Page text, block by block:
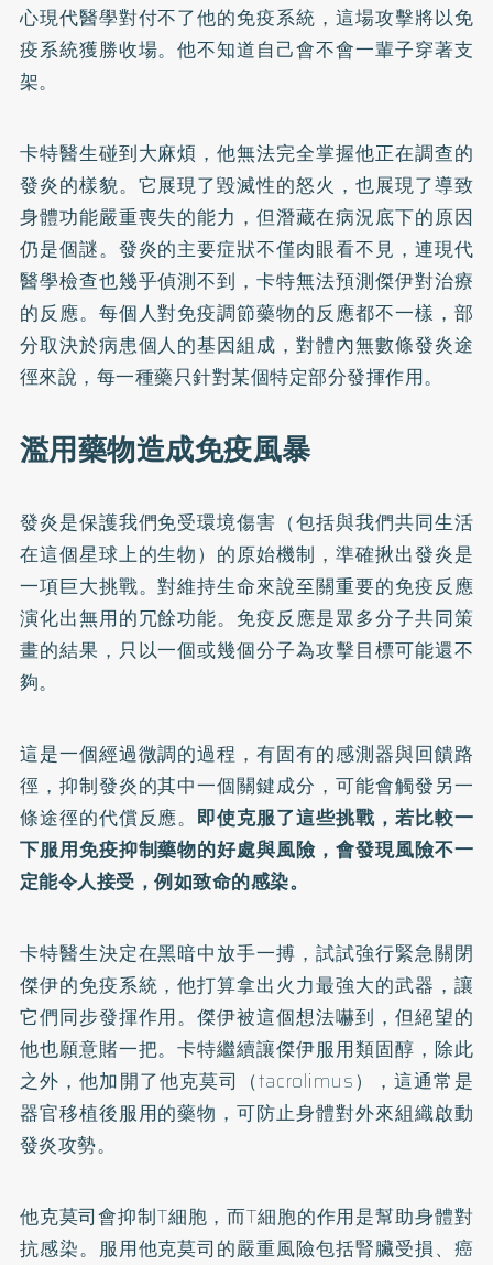
心現代醫學對付不了他的免疫系統，這場攻擊將以免
疫系統獲勝收場。他不知道自己會不會一輩子穿著支
架。
卡特醫生碰到大麻煩，他無法完全掌握他正在調查的
發炎的樣貌。它展現了毀滅性的怒火，也展現了導致
身體功能嚴重喪失的能力，但潛藏在病況底下的原因
仍是個謎。發炎的主要症狀不僅肉眼看不見，連現代
醫學檢查也幾乎偵測不到，卡特無法預測傑伊對治療
的反應。每個人對免疫調節藥物的反應都不一樣，部
分取決於病患個人的基因組成，對體內無數條發炎途
徑來說，每一種藥只針對某個特定部分發揮作用。
濫用藥物造成免疫風暴
發炎是保護我們免受環境傷害（包括與我們共同生活
在這個星球上的生物）的原始機制，準確揪出發炎是
一項巨大挑戰。對維持生命來說至關重要的免疫反應
演化出無用的冗餘功能。免疫反應是眾多分子共同策
畫的結果，只以一個或幾個分子為攻擊目標可能還不
夠。
這是一個經過微調的過程，有固有的感測器與回饋路
徑，抑制發炎的其中一個關鍵成分，可能會觸發另一
條途徑的代償反應。 即使克服了這些挑戰，若比較一
下服用免疫抑制藥物的好處與風險，會發現風險不一
定能令人接受，例如致命的感染。
卡特醫生決定在黑暗中放手一搏，試試強行緊急關閉
傑伊的免疫系統，他打算拿出火力最強大的武器，讓
它們同步發揮作用。傑伊被這個想法嚇到，但絕望的
他也願意賭一把。卡特繼續讓傑伊服用類固醇，除此
之外，他加開了他克莫司（tacrolimus），這通常是
器官移植後服用的藥物，可防止身體對外來組織啟動
發炎攻勢。
他克莫司會抑制T細胞，而T細胞的作用是幫助身體對
抗感染。服用他克莫司的嚴重風險包括腎臟受損、癌